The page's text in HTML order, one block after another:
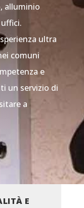
alluminio
ultra
comuni
e
un servizio di
a
E